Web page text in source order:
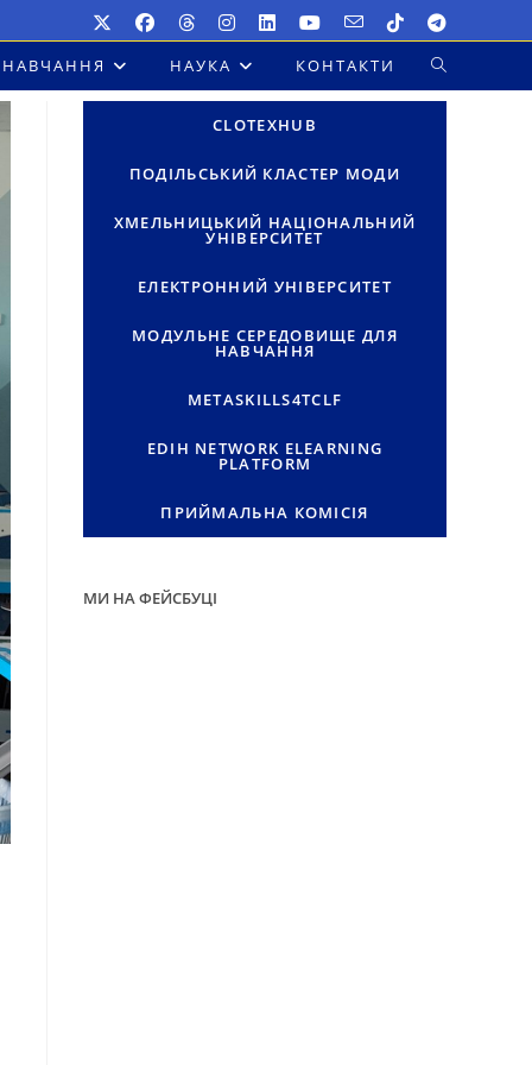
НАВЧАННЯ НАУКА КОНТАКТИ
CLOTEXHUB
ПОДІЛЬСЬКИЙ КЛАСТЕР МОДИ
ХМЕЛЬНИЦЬКИЙ НАЦІОНАЛЬНИЙ
УНІВЕРСИТЕТ
ЕЛЕКТРОННИЙ УНІВЕРСИТЕТ
МОДУЛЬНЕ СЕРЕДОВИЩЕ ДЛЯ
НАВЧАННЯ
METASKILLS4TCLF
EDIH NETWORK ELEARNING
PLATFORM
ПРИЙМАЛЬНА КОМІСІЯ
МИ НА ФЕЙСБУЦІ